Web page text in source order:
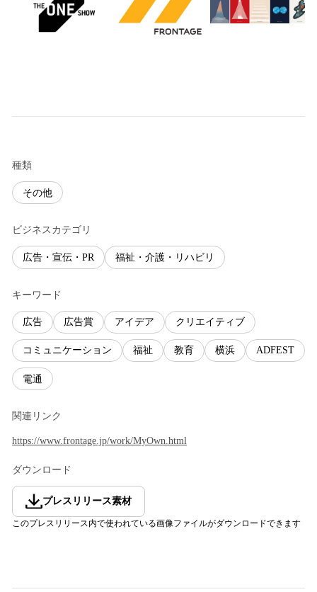
種類
その他
ビジネスカテゴリ
広告・宣伝・PR 福祉・介護・リハビリ
キーワード
広告 広告賞 アイデア クリエイティブ
コミュニケーション 福祉 教育 横浜 ADFEST
電通
関連リンク
https://www.frontage.jp/work/MyOwn.html
ダウンロード
プレスリリース素材
このプレスリリース内で使われている画像ファイルがダウンロードできます